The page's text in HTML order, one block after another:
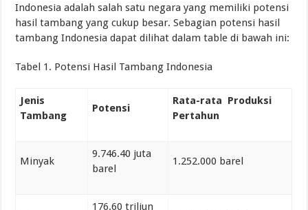
Indonesia adalah salah satu negara yang memiliki potensi
hasil tambang yang cukup besar. Sebagian potensi hasil
tambang Indonesia dapat dilihat dalam table di bawah ini:
Tabel 1. Potensi Hasil Tambang Indonesia
Jenis
Tambang
Potensi
Rata-rata Produksi
Pertahun
Minyak
9.746.40 juta
barel
1.252.000 barel
176.60 triliun